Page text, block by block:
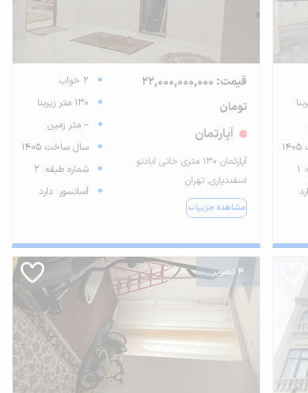
قیمت: 22,000,000,000
تومان
آپارتمان
آپارتمان ۱۳۰ متری خانی ابادنو
اسفندیاری, تهران
مشاهده جزییات
2 خواب
130 متر زیربنا
-- متر زمین
سال ساخت 1405
شماره طبقه: 2
آسانسور: دارد
4 تصویر